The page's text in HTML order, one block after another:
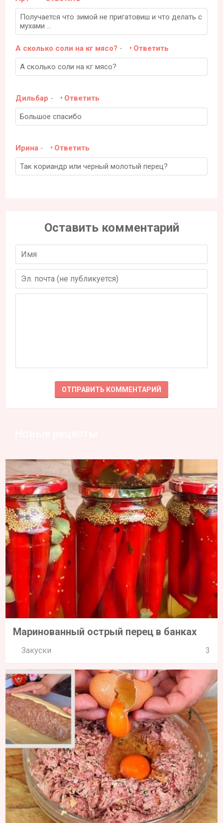
Получается что зимой не пригатовиш и что делать с
мухами ...
А сколько соли на кг мясо? - Ответить
А сколько соли на кг мясо?
Дильбар - Ответить
Большое спасибо
Ирина - Ответить
Так кориандр или черный молотый перец?
Оставить комментарий
Маринованный острый перец в банках
Закуски 3